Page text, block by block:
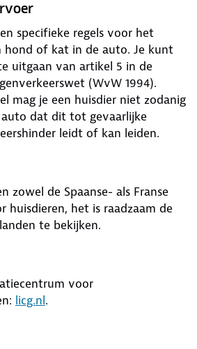
specifieke regels voor het
hond of kat in de auto. Je kunt
uitgaan van artikel 5 in de
(WvW 1994).
mag je een huisdier niet zodanig
dat dit tot gevaarlijke
leidt of kan leiden.
zowel de Spaanse- als Franse
huisdieren, het is raadzaam de
te bekijken.
voor
licg.nl.